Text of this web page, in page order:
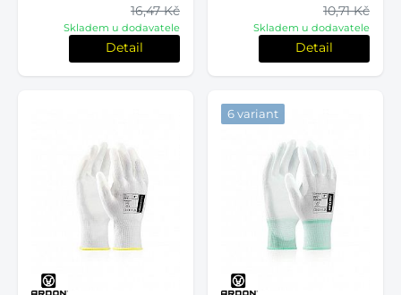
16,47 Kč
Skladem u dodavatele
Detail
10,71 Kč
Skladem u dodavatele
Detail
6 variant